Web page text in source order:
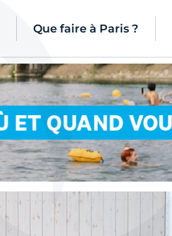
Que faire à Paris ?